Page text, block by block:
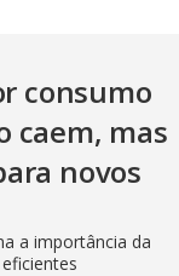
consumo
caem, mas
novos
a importância da